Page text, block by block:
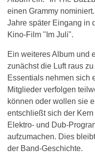
einen Grammy
Jahre später Eingang in
Kino-Film "Im Juli".
Ein weiteres Album und
zunächst die Luft raus
Essentials nehmen sich
Mitglieder verfolgen
können oder wollen sie
entschließt sich der
Elektro- und Dub-
aufzumachen. Dies
der Band-Geschichte.